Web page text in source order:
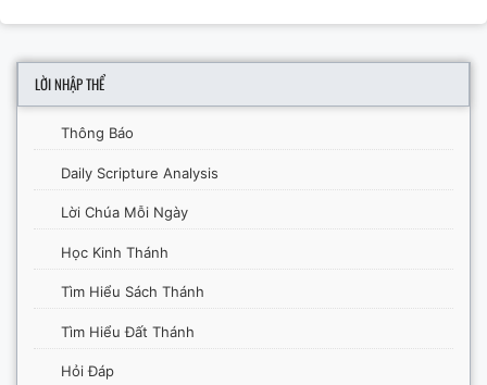
LỜI NHẬP THỂ
Thông Báo
Daily Scripture Analysis
Lời Chúa Mỗi Ngày
Học Kinh Thánh
Tìm Hiểu Sách Thánh
Tìm Hiểu Đất Thánh
Hỏi Đáp